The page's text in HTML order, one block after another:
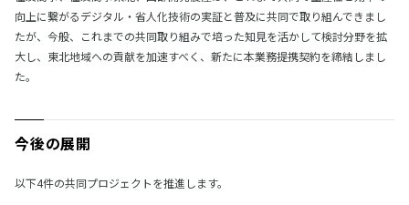
向上に繋がるデジタル・省人化技術の実証と普及に共同で取り組んできまし
たが、今般、これまでの共同取り組みで培った知見を活かして検討分野を拡
大し、東北地域への貢献を加速すべく、新たに本業務提携契約を締結しまし
た。
今後の展開
以下4件の共同プロジェクトを推進します。